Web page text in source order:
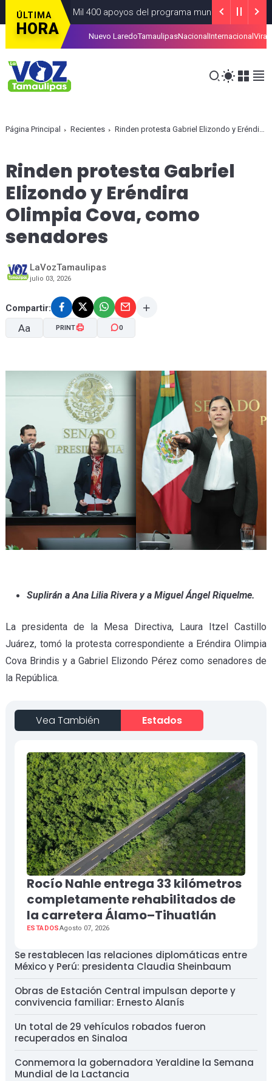
ÚLTIMA
HORA
más de 4 Mil 400 apoyos del programa municipal “Mamá
la tarjeta de la Regio Ruta ALCALDIASAGOSTO 07, 2026
Nuevo LaredoTamaulipasNacional Internacional Viral
Página Principal Recientes Rinden protesta Gabriel Elizondo y Eréndira Olimpia Cova, como senadores
Rinden protesta Gabriel
Elizondo y Eréndira
Olimpia Cova, como
senadores
LaVozTamaulipas
julio 03, 2026
Compartir:
Aa
A- A+
PRINT 0
Suplirán a Ana Lilia Rivera y a Miguel Ángel Riquelme.
La presidenta de la Mesa Directiva, Laura Itzel Castillo
Juárez, tomó la protesta correspondiente a Eréndira Olimpia
Cova Brindis y a Gabriel Elizondo Pérez como senadores de
la República.
Vea También Estados
Rocío Nahle entrega 33 kilómetros
completamente rehabilitados de
la carretera Álamo–Tihuatlán
ESTADOSAgosto 07, 2026
Se restablecen las relaciones diplomáticas entre
México y Perú: presidenta Claudia Sheinbaum
Obras de Estación Central impulsan deporte y
convivencia familiar: Ernesto Alanís
Un total de 29 vehículos robados fueron
recuperados en Sinaloa
Conmemora la gobernadora Yeraldine la Semana
Mundial de la Lactancia